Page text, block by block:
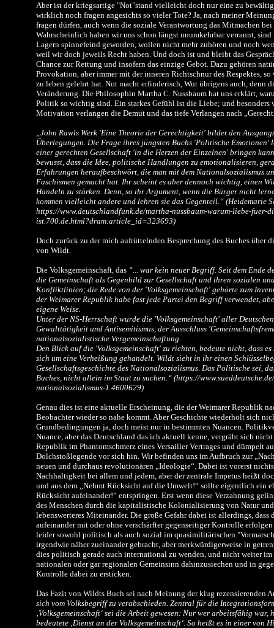
Aber ist der kriegsartige "Not"stand vielleicht doch nur eine zu
wirklich noch fragen angesichts so vieler Tote? Ja, nach meiner
fragen dürfen, auch wenn die soziale Verantwortung das Mitmachen
Wahrscheinlich haben wir uns schon längst unumkehrbar verrannt,
Lagern spinnefeind geworden, wollen nicht mehr zuhören und noch
weil wir doch jeweils Recht haben. Und doch ist und bleibt das
Chance zur Rettung und insofern das einzige Gebot. Dazu gehören
Provokation, aber immer mit der inneren Richtschnur des Respektes,
zu leben gelehrt hat. Not macht erfinderisch, Wut übrigens auch, denn
Veränderung. Die Philosophin Martha C. Nussbaum hat uns erklärt,
Politik so wichtig sind. Ein starkes Gefühl ist die Liebe; und besonders
Motivation verlangen die Demut und das tiefe Verlangen nach
„John Rawls Werk 'Eine Theorie der Gerechtigkeit' bildet den
Überlegungen. Die Frage ihres jüngsten Buchs 'Politische Emotionen'
einer gerechten Gesellschaft 'in die Herzen der Einzelnen' bringen
bewusst, dass die Idee, politische Handlungen zu emotionalisieren,
Erfahrungen heraufbeschwört, die man mit dem Nationalsozialismus
Faschismen gemacht hat. Ihr scheint es aber dennoch wichtig, einen
Handeln zu stärken. Denn, so ihr Argument, wenn die Bürger nicht
kommen vielleicht andere und lehren sie das Gegenteil.“ (Heidemarie
https://www.deutschlandfunk.de/martha-nussbaum-warum-liebe-fuer-
ist.700.de.html?dram:article_id=323693)
Doch zurück zu der mich aufrüttelnden Besprechung des Buches über
von Wildt.
Die Volksgemeinschaft, das “... war kein neuer Begriff. Seit dem Ende
die Gemeinschaft als Gegenbild zur Gesellschaft und ihren sozialen
Konfliktlinien; die Rede von der 'Volksgemeinschaft' gehörte zum
der Weimarer Republik habe fast jede Partei den Begriff verwendet,
eigene Weise.
Unter der NS-Herrschaft wurde die 'Volksgemeinschaft' aller
Gewalttätigkeit und Antisemitismus, der Ausschluss
nationalsozialistische Vergemeinschaftung.
Den Blick auf die 'Volksgemeinschaft' zu richten, bedeute nicht, dass es
sich um eine Verheißung gehandelt. Wildt sieht in ihr einen
Gesellschaftsgeschichte des Nationalsozialismus. Das Politische sei,
Buches, nicht allein im Staat zu suchen.“ (https://
nationalsozialismus-1.4600629)
Genau dies ist eine aktuelle Erscheinung, die der Weimarer Republik
Beobachter wieder so nahe kommt. Aber Geschichte wiederholt sich
Grundbedingungen ja, doch meist nur in bestimmten Nuancen.
Nuance, aber das Deutschland das ich aktuell kenne, vergräbt sich
Republik im Phantomschmerz eines Versailler Vertrages und dümpelt
Dolchstoßlegende vor sich hin. Wir befinden uns im Aufbruch zur
neuen und durchaus revolutionären „Ideologie“. Dabei ist vorerst
Nachhaltigkeit bei allem und jedem, aber der zentrale Impetus heißt
und aus dem „Nehmt Rücksicht auf die Umwelt!“ sollte eigentlich ein
Rücksicht aufeinander!“ entspringen. Erst wenn diese Verzahnung
des Menschen durch die kapitalistische Kolonialisierung von Natur
lebenswerteres Miteinander. Die große Gefahr dabei ist allerdings, dass
aufeinander mit oder ohne verschärfter gegenseitiger Kontrolle
leider sowohl politisch als auch sozial im quasimilitärischen
irgendwie näher zueinander gebracht, aber merkwürdigerweise in
dies politisch gerade auch international zu wenden, und nicht weiter im
nationalen oder gar regionalen Gemeinsinn dahinzusiechen und in
Kontrolle dabei zu ersticken.
Das Fazit von Wildts Buch sei nach Meinung der klug rezensierenden
sich vom Volksbegriff zu verabschieden. Zentral für die
‚Volksgemeinschaft‘ sei die Arbeit gewesen: Nur wer arbeitsfähig war,
bedeutete ‚Dienst an der Volksgemeinschaft‘. So heißt es in einer von